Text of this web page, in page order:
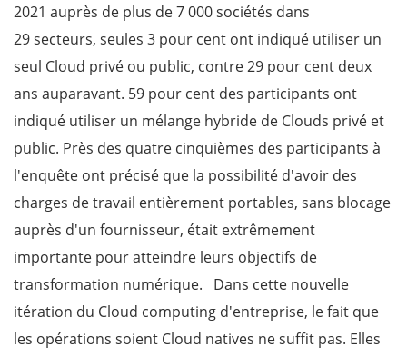
2021 auprès de plus de 7 000 sociétés dans
29 secteurs, seules 3 pour cent ont indiqué utiliser un
seul Cloud privé ou public, contre 29 pour cent deux
ans auparavant. 59 pour cent des participants ont
indiqué utiliser un mélange hybride de Clouds privé et
public. Près des quatre cinquièmes des participants à
l'enquête ont précisé que la possibilité d'avoir des
charges de travail entièrement portables, sans blocage
auprès d'un fournisseur, était extrêmement
importante pour atteindre leurs objectifs de
transformation numérique.
Dans cette nouvelle
itération du Cloud computing d'entreprise, le fait que
les opérations soient Cloud natives ne suffit pas. Elles